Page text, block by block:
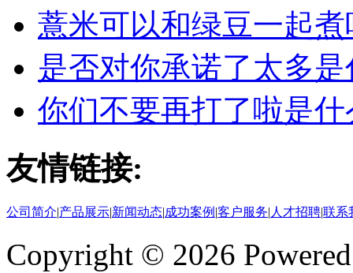
薏米可以和绿豆一起煮
是否对你承诺了太多
你们不要再打了啦是什
友情链接:
公司简介|产品展示|新闻动态|成功案例 |客户服务| 人才招聘|联系
Copyright © 2026